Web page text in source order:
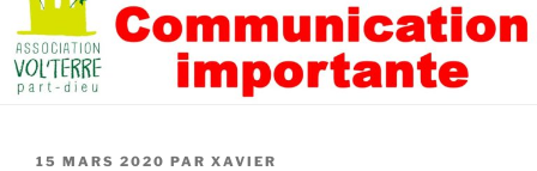
PUBLIÉ
15 MARS 2020 PAR XAVIER